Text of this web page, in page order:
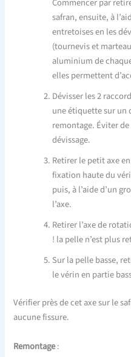
Commencer par
safran, ensuite, à
entretoises en les
(tournevis et
aluminium de
elles permettent
Dévisser les 2
une étiquette sur un
remontage. Éviter
dévissage.
Retirer le petit axe
fixation haute du
puis, à l’aide d’un
l’axe.
Retirer l’axe de
! la pelle n’est plus
Sur la pelle basse,
le vérin en partie
Vérifier près de cet axe sur le
aucune fissure.
Remontage: